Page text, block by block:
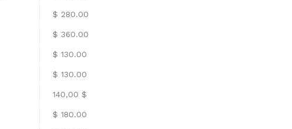
$ 280.00
$ 360.00
$ 130.00
$ 130.00
140,00 $
$ 180.00